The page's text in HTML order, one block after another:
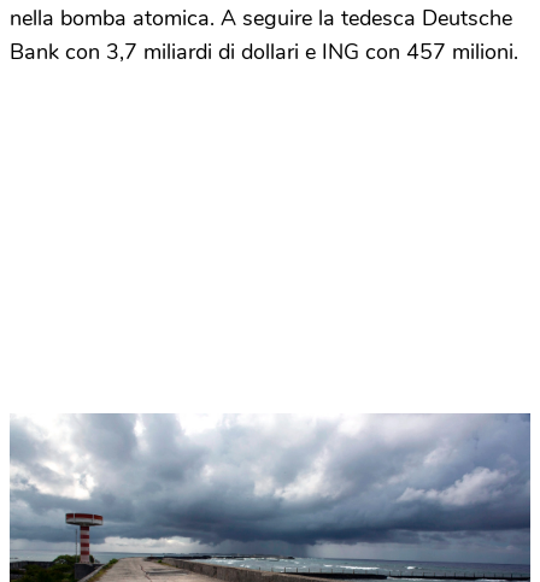
nella bomba atomica. A seguire la tedesca Deutsche
Bank con 3,7 miliardi di dollari e ING con 457 milioni.